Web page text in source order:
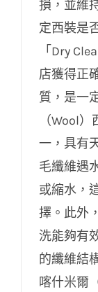
損，並維
定西裝是
「Dry
店獲得正
質，是一
（Wool
一，具有
毛纖維遇
或縮水，
擇。此外
洗能夠有
的纖維結
喀什米爾